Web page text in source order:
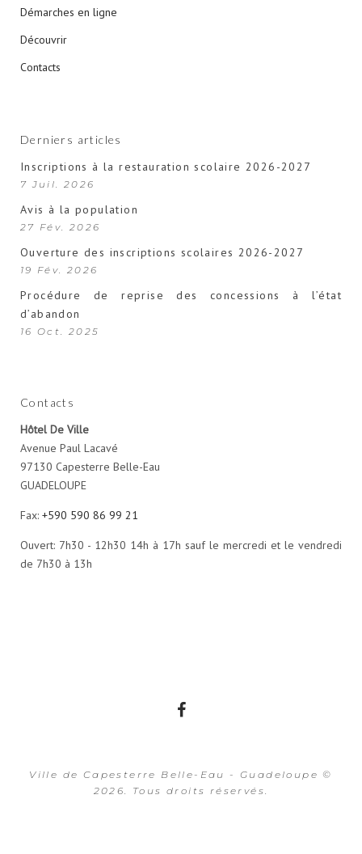
Démarches en ligne
Découvrir
Contacts
Derniers articles
Inscriptions à la restauration scolaire 2026-2027
7 Juil. 2026
Avis à la population
27 Fév. 2026
Ouverture des inscriptions scolaires 2026-2027
19 Fév. 2026
Procédure de reprise des concessions à l’état
d’abandon
16 Oct. 2025
Contacts
Hôtel De Ville
Avenue Paul Lacavé
97130 Capesterre Belle-Eau
GUADELOUPE
Fax: +590 590 86 99 21
Ouvert: 7h30 - 12h30 14h à 17h sauf le mercredi et le vendredi
de 7h30 à 13h
Ville de Capesterre Belle-Eau - Guadeloupe ©
2026. Tous droits réservés.